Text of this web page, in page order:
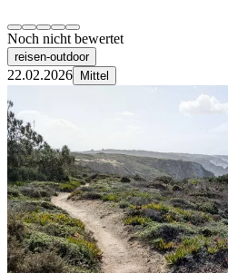
Noch nicht bewertet
reisen-outdoor
22.02.2026 Mittel